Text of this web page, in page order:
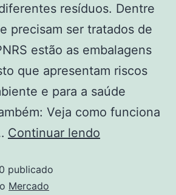
resíduos. Dentre
precisam ser tratados de
estão as embalagens
que apresentam riscos
e para a saúde
Veja como funciona
Continuar lendo
publicado
Mercado